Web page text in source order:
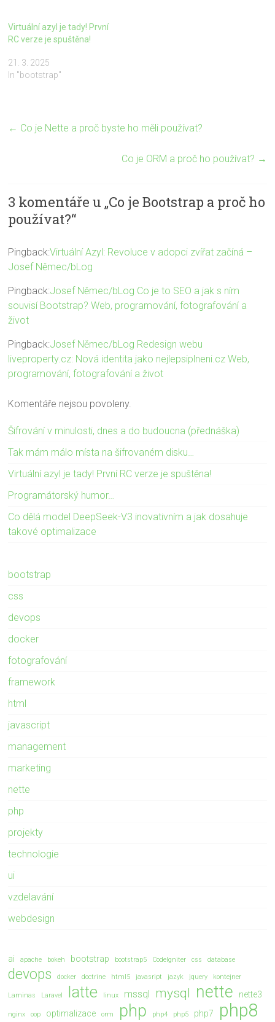
Virtuální azyl je tady! První
RC verze je spuštěna!
21. 3. 2025
In "bootstrap"
← Co je Nette a proč byste ho měli používat?
Co je ORM a proč ho používat? →
3 komentáře u „Co je Bootstrap a proč ho
používat?“
Pingback:Virtuální Azyl: Revoluce v adopci zvířat začíná –
Josef Němec/bLog
Pingback:Josef Němec/bLog Co je to SEO a jak s ním
souvisí Bootstrap? Web, programování, fotografování a
život
Pingback:Josef Němec/bLog Redesign webu
liveproperty.cz: Nová identita jako nejlepsiplneni.cz Web,
programování, fotografování a život
Komentáře nejsou povoleny.
Šifrování v minulosti, dnes a do budoucna (přednáška)
Tak mám málo místa na šifrovaném disku…
Virtuální azyl je tady! První RC verze je spuštěna!
Programátorský humor…
Co dělá model DeepSeek-V3 inovativním a jak dosahuje
takové optimalizace
bootstrap
css
devops
docker
fotografování
framework
html
javascript
management
marketing
nette
php
projekty
technologie
ui
vzdelavání
webdesign
ai apache bokeh bootstrap bootstrap5 CodeIgniter css database
devops docker doctrine html5 javasript jazyk jquery kontejner
Laminas Laravel latte linux mssql mysql nette nette3
nginx oop optimalizace orm php php4 php5 php7 php8